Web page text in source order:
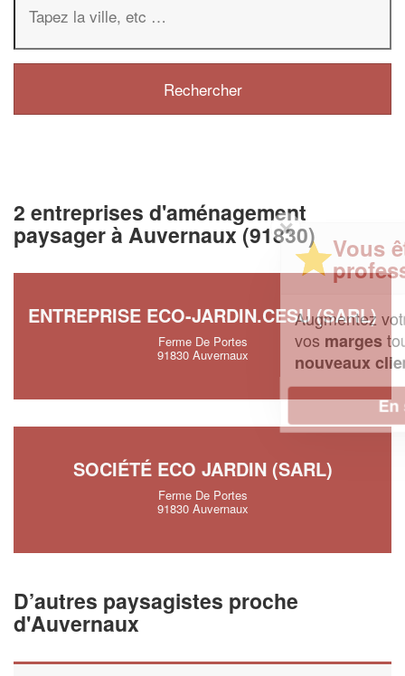
2 entreprises d'aménagement
paysager à Auvernaux (91830)
ENTREPRISE ECO-JARDIN.CESU (SARL)
Ferme De Portes
91830 Auvernaux
SOCIÉTÉ ECO JARDIN (SARL)
Ferme De Portes
91830 Auvernaux
D’autres paysagistes proche
d'Auvernaux
✕
Vous êtes un
professionnel ?
Augmentez votrechiffre d'affaireset
margestout en gagnant de
nouveaux clients
En savoir plus